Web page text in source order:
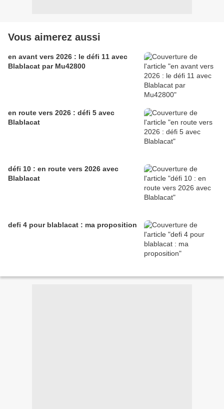
Vous aimerez aussi
en avant vers 2026 : le défi 11 avec
Blablacat par Mu42800
en route vers 2026 : défi 5 avec
Blablacat
défi 10 : en route vers 2026 avec
Blablacat
defi 4 pour blablacat : ma proposition